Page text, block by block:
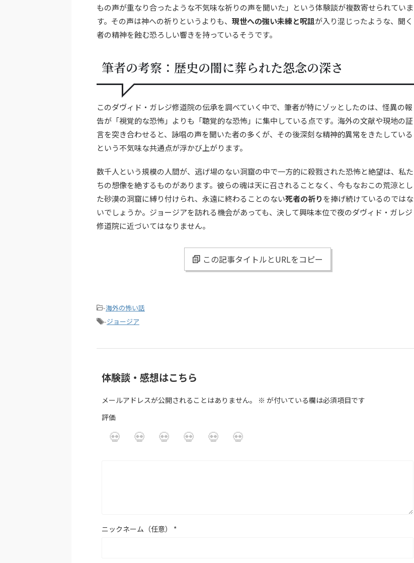
もの声が重なり合ったような不気味な祈りの声を聞いた」という体験談が複数寄せられていま
す。その声は神への祈りというよりも、 現世への強い未練と呪詛が入り混じったような、聞く
者の精神を蝕む恐ろしい響きを持っているそうです。
筆者の考察：歴史の闇に葬られた怨念の深さ
このダヴィド・ガレジ修道院の伝承を調べていく中で、筆者が特にゾッとしたのは、怪異の報
告が「視覚的な恐怖」よりも「聴覚的な恐怖」に集中している点です。海外の文献や現地の証
言を突き合わせると、詠唱の声を聞いた者の多くが、その後深刻な精神的異常をきたしている
という不気味な共通点が浮かび上がります。
数千人という規模の人間が、逃げ場のない洞窟の中で一方的に殺戮された恐怖と絶望は、私た
ちの想像を絶するものがあります。彼らの魂は天に召されることなく、今もなおこの荒涼とし
た砂漠の洞窟に縛り付けられ、永遠に終わることのない死者の祈りを捧げ続けているのではな
いでしょうか。ジョージアを訪れる機会があっても、決して興味本位で夜のダヴィド・ガレジ
修道院に近づいてはなりません。
この記事タイトルとURLをコピー
-海外の怖い話
-ジョージア
体験談・感想はこちら
メールアドレスが公開されることはありません。 ※ が付いている欄は必須項目です
評価
ニックネーム（任意） *